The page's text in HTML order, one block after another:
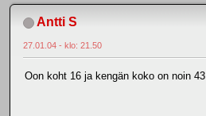
Antti S
27.01.04 - klo: 21.50
Oon koht 16 ja kengän koko on noin 43